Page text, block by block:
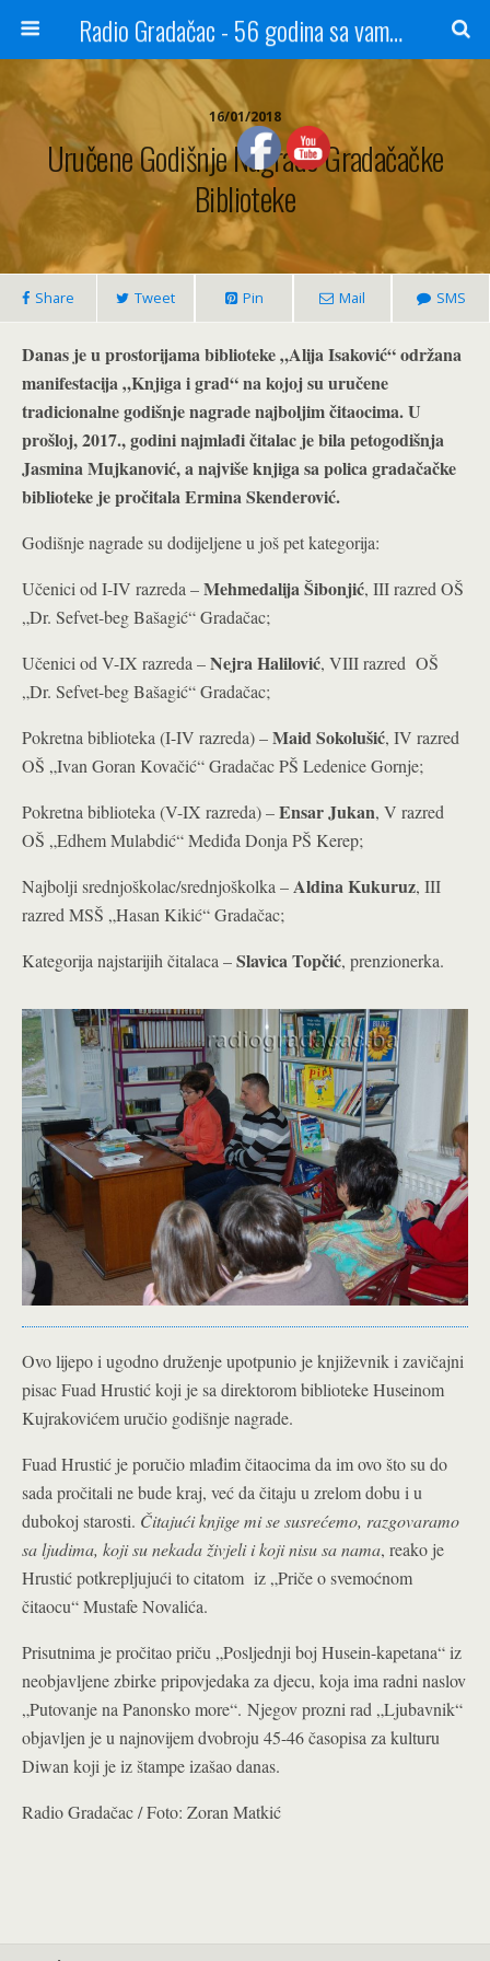
Radio Gradačac - 56 godina sa vama...
16/01/2018
Uručene Godišnje Nagrade Gradačačke
Biblioteke
Share Tweet Pin Mail SMS
Danas je u prostorijama biblioteke „Alija Isaković“ održana
manifestacija „Knjiga i grad“ na kojoj su uručene
tradicionalne godišnje nagrade najboljim čitaocima. U
prošloj, 2017., godini najmlađi čitalac je bila petogodišnja
Jasmina Mujkanović, a najviše knjiga sa polica gradačačke
biblioteke je pročitala Ermina Skenderović.
Godišnje nagrade su dodijeljene u još pet kategorija:
Učenici od I-IV razreda –Mehmedalija Šibonjić, III razred OŠ
„Dr. Sefvet-beg Bašagić“ Gradačac;
Učenici od V-IX razreda –Nejra Halilović, VIII razred OŠ
„Dr. Sefvet-beg Bašagić“ Gradačac;
Pokretna biblioteka (I-IV razreda) –Maid Sokolušić, IV razred
OŠ „Ivan Goran Kovačić“ Gradačac PŠ Ledenice Gornje;
Pokretna biblioteka (V-IX razreda) –Ensar Jukan, V razred
OŠ „Edhem Mulabdić“ Mediđa Donja PŠ Kerep;
Najbolji srednjoškolac/srednjoškolka –Aldina Kukuruz, III
razred MSŠ „Hasan Kikić“ Gradačac;
Kategorija najstarijih čitalaca –Slavica Topčić, prenzionerka.
Ovo lijepo i ugodno druženje upotpunio je književnik i zavičajni
pisac Fuad Hrustić koji je sa direktorom biblioteke Huseinom
Kujrakovićem uručio godišnje nagrade.
Fuad Hrustić je poručio mlađim čitaocima da im ovo što su do
sada pročitali ne bude kraj, već da čitaju u zrelom dobu i u
dubokoj starosti. Čitajući knjige mi se susrećemo, razgovaramo
sa ljudima, koji su nekada živjeli i koji nisu sa nama, reako je
Hrustić potkrepljujući to citatom iz „Priče o svemoćnom
čitaocu“ Mustafe Novalića.
Prisutnima je pročitao priču „Posljednji boj Husein-kapetana“ iz
neobjavljene zbirke pripovjedaka za djecu, koja ima radni naslov
„Putovanje na Panonsko more“. Njegov prozni rad „Ljubavnik“
objavljen je u najnovijem dvobroju 45-46 časopisa za kulturu
Diwan koji je iz štampe izašao danas.
Radio Gradačac / Foto: Zoran Matkić